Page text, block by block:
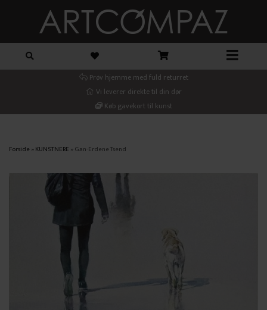
Prøv hjemme med fuld returret
Vi leverer direkte til din dør
Køb gavekort til kunst
Forside »KUNSTNERE »Gan-Erdene Tsend